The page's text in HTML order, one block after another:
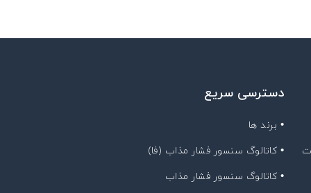
دسترسی سریع
• برند ها
• کاتالوگ سنسور فشار مذاب (فا)
• کاتالوگ سنسور فشار مذاب